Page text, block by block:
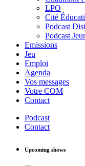
LPO
Cité
Podcast
Podcast
Emissions
Jeu
Emploi
Agenda
Vos messages
Votre COM
Contact
Podcast
Contact
Upcoming shows